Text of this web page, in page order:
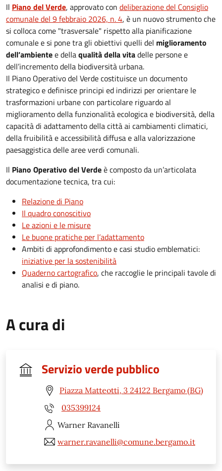
Il Piano del Verde, approvato con deliberazione del Consiglio
comunale del 9 febbraio 2026, n. 4, è un nuovo strumento che
si colloca come "trasversale" rispetto alla pianificazione
comunale e si pone tra gli obiettivi quelli del miglioramento
dell’ambientee dellaqualità della vitadelle persone e
dell’incremento della biodiversità urbana.
Il Piano Operativo del Verde costituisce un documento
strategico e definisce principi ed indirizzi per orientare le
trasformazioni urbane con particolare riguardo al
miglioramento della funzionalità ecologica e biodiversità, della
capacità di adattamento della città ai cambiamenti climatici,
della fruibilità e accessibilità diffusa e alla valorizzazione
paesaggistica delle aree verdi comunali.
Il Piano Operativo del Verdeè composto da un’articolata
documentazione tecnica, tra cui:
Relazione di Piano
Il quadro conoscitivo
Le azioni e le misure
Le buone pratiche per l’adattamento
Ambiti di approfondimento e casi studio emblematici:
iniziative per la sostenibilità
Quaderno cartografico, che raccoglie le principali tavole di
analisi e di piano.
A cura di
Servizio verde pubblico
Piazza Matteotti, 3 24122 Bergamo (BG)
035399124
Warner Ravanelli
warner.ravanelli@comune.bergamo.it